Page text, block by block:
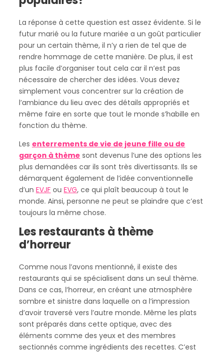
La réponse à cette question est assez évidente. Si le
futur marié ou la future mariée a un goût particulier
pour un certain thème, il n’y a rien de tel que de
rendre hommage de cette manière. De plus, il est
plus facile d’organiser tout cela car il n’est pas
nécessaire de chercher des idées. Vous devez
simplement vous concentrer sur la création de
l’ambiance du lieu avec des détails appropriés et
même faire en sorte que tout le monde s’habille en
fonction du thème.
Les enterrements de vie de jeune fille ou de
garçon à thème sont devenus l’une des options les
plus demandées car ils sont très divertissants. Ils se
démarquent également de l’idée conventionnelle
d’un EVJF ou EVG, ce qui plaît beaucoup à tout le
monde. Ainsi, personne ne peut se plaindre que c’est
toujours la même chose.
Les restaurants à thème
d’horreur
Comme nous l’avons mentionné, il existe des
restaurants qui se spécialisent dans un seul thème.
Dans ce cas, l’horreur, en créant une atmosphère
sombre et sinistre dans laquelle on a l’impression
d’avoir traversé vers l’autre monde. Même les plats
sont préparés dans cette optique, avec des
éléments comme des yeux et des membres
sectionnés comme ingrédients des recettes. C’est